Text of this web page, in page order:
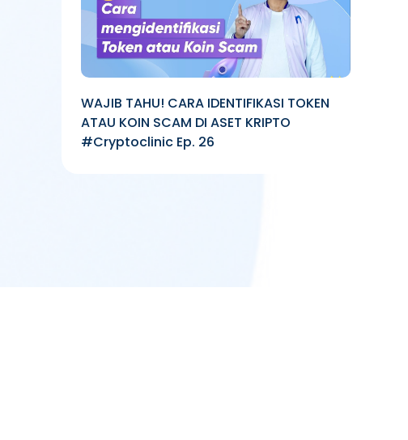
WAJIB TAHU! CARA IDENTIFIKASI TOKEN
ATAU KOIN SCAM DI ASET KRIPTO
#Cryptoclinic Ep. 26